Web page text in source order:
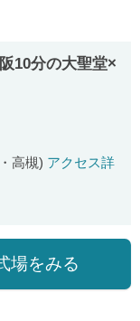
10分の大聖堂×
高槻) アクセス詳
場をみる